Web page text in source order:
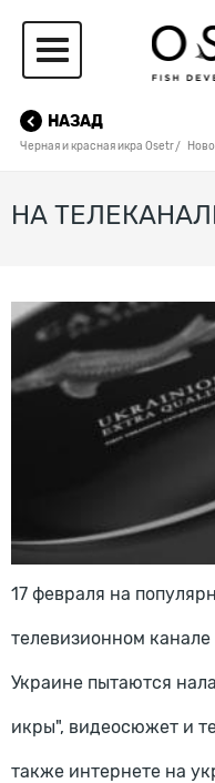
НАЗАД
Черная и красная икра Osetr
НА
17 февраля на
телевизионном
Украине пытаются
икры", видеосюжет и
также интернете на